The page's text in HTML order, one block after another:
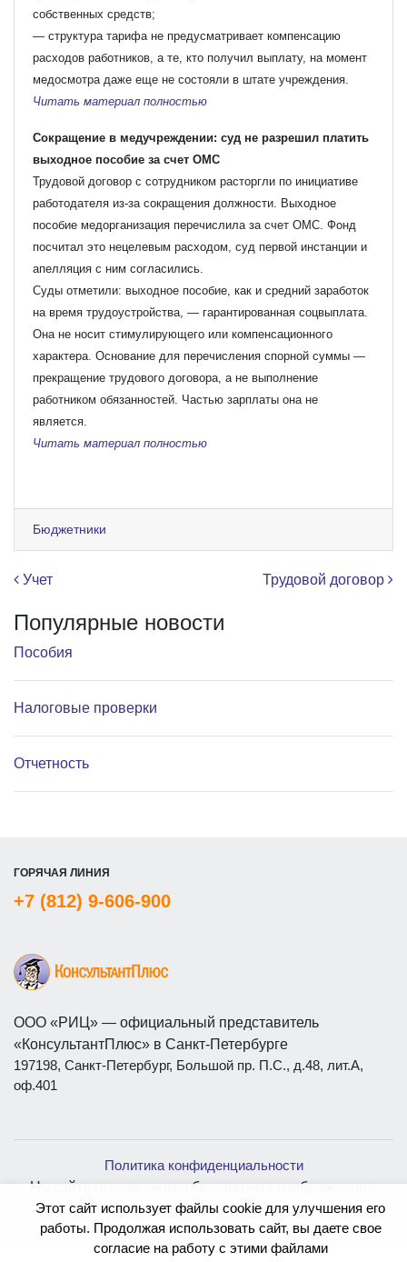
собственных средств;
— структура тарифа не предусматривает компенсацию
расходов работников, а те, кто получил выплату, на момент
медосмотра даже еще не состояли в штате учреждения.
Читать материал полностью
Сокращение в медучреждении: суд не разрешил платить
выходное пособие за счет ОМС
Трудовой договор с сотрудником расторгли по инициативе
работодателя из-за сокращения должности. Выходное
пособие медорганизация перечислила за счет ОМС. Фонд
посчитал это нецелевым расходом, суд первой инстанции и
апелляция с ним согласились.
Суды отметили: выходное пособие, как и средний заработок
на время трудоустройства, — гарантированная соцвыплата.
Она не носит стимулирующего или компенсационного
характера. Основание для перечисления спорной суммы —
прекращение трудового договора, а не выполнение
работником обязанностей. Частью зарплаты она не
является.
Читать материал полностью
Бюджетники
Навигация по записям
Учет Трудовой договор
Популярные новости
Пособия
Налоговые проверки
Отчетность
ГОРЯЧАЯ ЛИНИЯ
+7 (812) 9-606-900
ООО «РИЦ» — официальный представитель
«КонсультантПлюс» в Санкт-Петербурге
197198, Санкт-Петербург, Большой пр. П.С., д.48, лит.А,
оф.401
Политика конфиденциальности
На сайте используются бесплатные изображения с
ресурсаMagnific
Этот сайт использует файлы cookie для улучшения его
работы. Продолжая использовать сайт, вы даете свое
согласие на работу с этими файлами